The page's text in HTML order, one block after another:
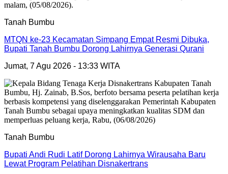
Tanah Bumbu
MTQN ke-23 Kecamatan Simpang Empat Resmi Dibuka,
Bupati Tanah Bumbu Dorong Lahirnya Generasi Qurani
Jumat, 7 Agu 2026 - 13:33 WITA
Tanah Bumbu
Bupati Andi Rudi Latif Dorong Lahirnya Wirausaha Baru
Lewat Program Pelatihan Disnakertrans